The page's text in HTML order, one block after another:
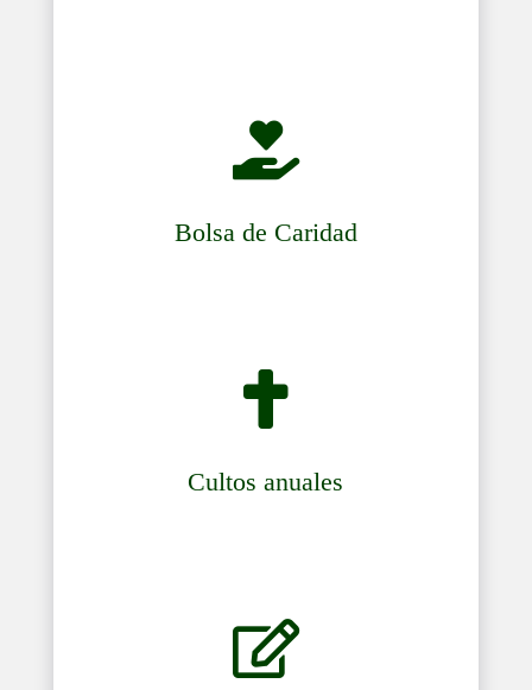

Bolsa de Caridad

Cultos anuales
